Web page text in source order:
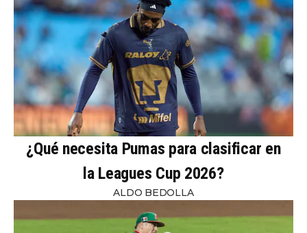
¿Qué necesita Pumas para clasificar en
la Leagues Cup 2026?
ALDO BEDOLLA